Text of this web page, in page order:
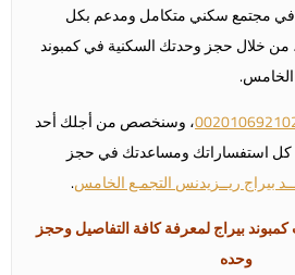
في مجتمع سكني متكامل ومدعم بكل
من خلال حجز وحدتك السكنية في كمبوند
الخامس.
، وسنخصص من أجلك أحد
كل استفساراتك ومساعدتك في حجز
بيراج ريــزيدنس التجمـع الخامس.
بيراج لمعرفة كافة التفاصيل وحجز
وحده